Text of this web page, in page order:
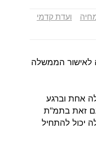
ועדת קדמי
לאישור הממשלה
אחת וברגע
זאת בתמ"ת
יכול להתחיל